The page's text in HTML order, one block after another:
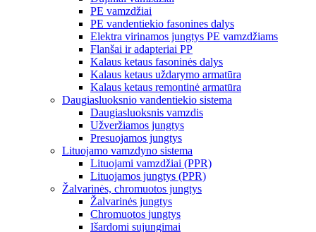
PE vamzdžiai
PE vandentiekio fasonines dalys
Elektra virinamos jungtys PE vamzdžiams
Flanšai ir adapteriai PP
Kalaus ketaus fasoninės dalys
Kalaus ketaus uždarymo armatūra
Kalaus ketaus remontinė armatūra
Daugiasluoksnio vandentiekio sistema
Daugiasluoksnis vamzdis
Užveržiamos jungtys
Presuojamos jungtys
Lituojamo vamzdyno sistema
Lituojami vamzdžiai (PPR)
Lituojamos jungtys (PPR)
Žalvarinės, chromuotos jungtys
Žalvarinės jungtys
Chromuotos jungtys
Išardomi sujungimai